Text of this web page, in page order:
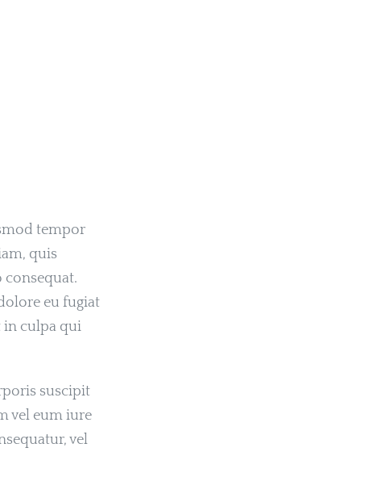
tempor
quis
eu fugiat
in culpa qui
suscipit
vel eum iure
vel